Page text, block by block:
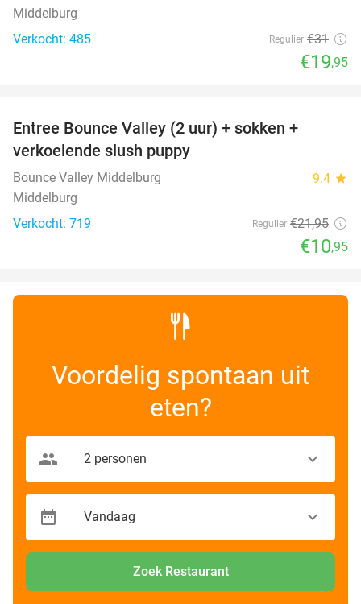
Middelburg
Verkocht: 485
Regulier €31
€19,95
Entree Bounce Valley (2 uur) + sokken +
verkoelende slush puppy
Bounce Valley Middelburg 9.4 star
Middelburg
Verkocht: 719
Regulier €21,95
€10,95
Voordelig spontaan uit
eten?
Zoek Restaurant